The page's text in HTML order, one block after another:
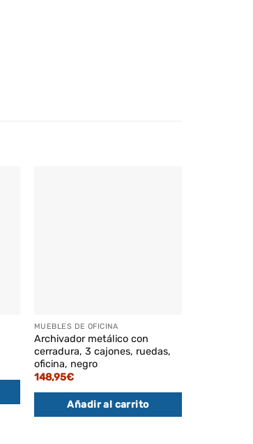
MUEBLES DE OFICINA
Archivador metálico con
cerradura, 3 cajones, ruedas,
oficina, negro
148,95€
Añadir al carrito